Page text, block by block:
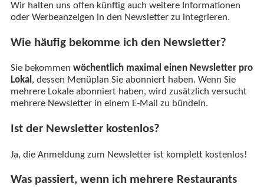
Wir halten uns offen künftig auch weitere Informationen
oder Werbeanzeigen in den Newsletter zu integrieren.
Wie häufig bekomme ich den Newsletter?
Sie bekommen wöchentlich maximal einen Newsletter pro
Lokal, dessen Menüplan Sie abonniert haben. Wenn Sie
mehrere Lokale abonniert haben, wird zusätzlich versucht
mehrere Newsletter in einem E-Mail zu bündeln.
Ist der Newsletter kostenlos?
Ja, die Anmeldung zum Newsletter ist komplett kostenlos!
Was passiert, wenn ich mehrere Restaurants